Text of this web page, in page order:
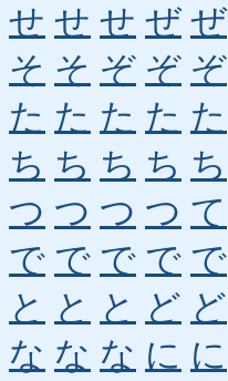
せ せ せ ぜ ぜ
そ そ ぞ ぞ ぞ
た た た た た
ち ち ち ち ち
つ つ つ つ て
で で で で で
と と と ど ど
な な な に に